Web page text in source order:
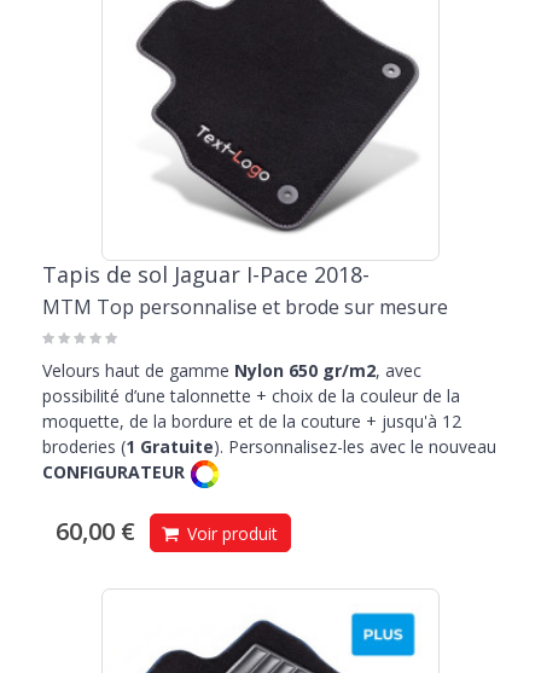
Les tapis Jaguar I-Pace représentent également le choix idéal pour
ceux qui ont besoin de personnaliser leur auto. Chaque produit peut
être personnalisé en fonction de tes besoins. Choisis la couleur qui
correspond le mieux à la couleur des intérieurs et des plastiques, ou
embellis le tapis de ta I-Pace avec une écriture de type racing, une
proposition dédiée aux passionnés du tuning qui veulent rendre
leur véhicule original et ne jamais passer inaperçu.
Le catalogue proposeprotections de coffre sur mesure
modèle. Une proposition très charmante et sur mesure aux
dimensions du plancher de la voiture, et qui peut devenir tienne à
un prix spécial grâce aux nombreuses promotions dédiées à la
vente en ligne et présents dans la vitrine. Découvrez les offres de
MTMShop et choisissez maintenant le bac et les tapis de sol pour
votre I-Pace.
Tapis de sol Jaguar I-Pace 2018-
MTM Top personnalise et brode sur mesure
Velours haut de gamme Nylon 650 gr/m2, avec
possibilité d’une talonnette + choix de la couleur de la
moquette, de la bordure et de la couture + jusqu'à 12
broderies (1 Gratuite). Personnalisez-les avec le nouveau
CONFIGURATEUR
60,00 € Voir produit